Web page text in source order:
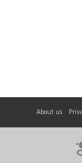
About us